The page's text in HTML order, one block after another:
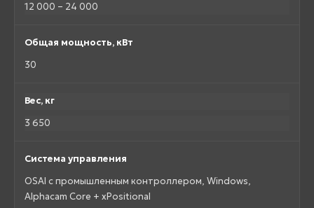
12 000 – 24 000
Общая мощность, кВт
30
Вес, кг
3 650
Система управления
OSAI с промышленным контроллером, Windows,
Alphacam Core + xPositional